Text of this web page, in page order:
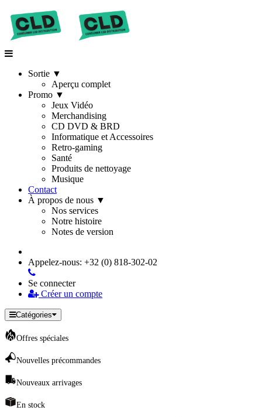
Sortie ▼
Aperçu complet
Promo ▼
Jeux Vidéo
Merchandising
CD DVD & BRD
Informatique et Accessoires
Retro-gaming
Santé
Produits de nettoyage
Musique
Contact
À propos de nous ▼
Nos services
Notre histoire
Notes de version
Appelez-nous: +32 (0) 818-302-02
Se connecter
Créer un compte
Catégories
Offres spéciales
Nouvelles précommandes
Nouveaux arrivages
En stock